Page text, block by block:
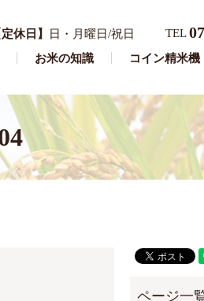
定休日】 日・月曜日/祝日 TEL
お米の知識 コイン精米機